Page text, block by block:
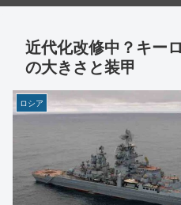
近代化改修中？キー
の大きさと装甲
ロシア